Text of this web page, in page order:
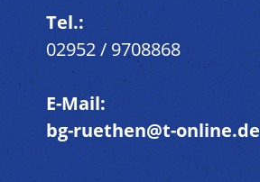
Tel.:
02952 / 9708868
E-Mail:
bg-ruethen@t-online.de